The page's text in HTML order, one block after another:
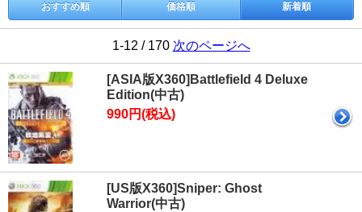
おすすめ順 価格順 新着順
1-12 / 170 次のページへ
[ASIA版X360]Battlefield 4 Deluxe
Edition(中古)
990円(税込)
[US版X360]Sniper: Ghost
Warrior(中古)